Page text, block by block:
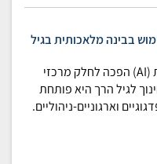
בבינה מלאכותית בגיל
הבינה המלאכותית (AI) הפכה לחלק מרכזי
לגיל הרך היא פותחת
וארגוניים-ניהוליים.